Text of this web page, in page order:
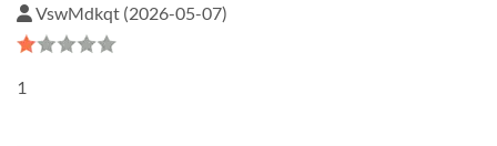
VswMdkqt (2026-05-07)
1